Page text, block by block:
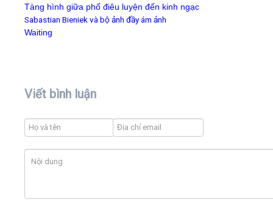
Tàng hình giữa phố điêu luyện đến kinh ngạc
Sabastian Bieniek và bộ ảnh đầy ám ảnh
Waiting
Viết bình luận